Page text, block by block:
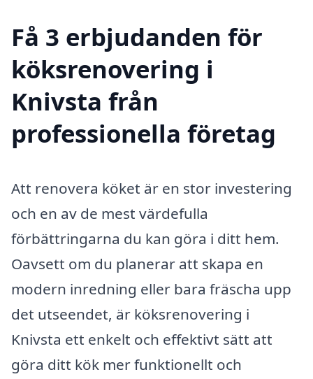
Få 3 erbjudanden för
köksrenovering i
Knivsta från
professionella företag
Att renovera köket är en stor investering
och en av de mest värdefulla
förbättringarna du kan göra i ditt hem.
Oavsett om du planerar att skapa en
modern inredning eller bara fräscha upp
det utseendet, är köksrenovering i
Knivsta ett enkelt och effektivt sätt att
göra ditt kök mer funktionellt och